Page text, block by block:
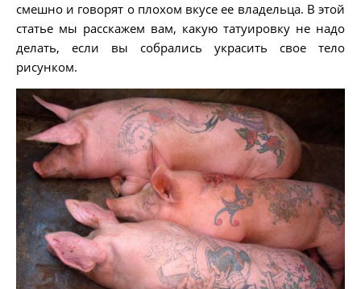
смешно и говорят о плохом вкусе ее владельца. В этой
статье мы расскажем вам, какую татуировку не надо
делать, если вы собрались украсить свое тело
рисунком.